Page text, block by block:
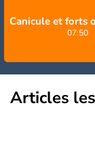
Canicule et forts
07:50
Articles